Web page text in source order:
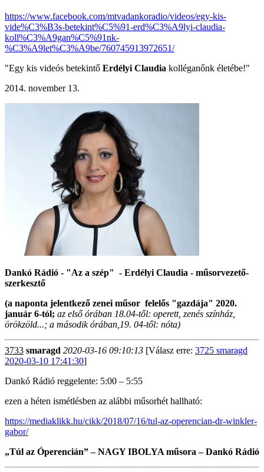
https://www.facebook.com/mtvadankoradio/videos/egy-kis-
vide%C3%B3s-betekint%C5%91-erd%C3%A9lyi-claudia-
koll%C3%A9gan%C5%91nk-
%C3%A9let%C3%A9be/760745913972651/
"Egy kis videós betekintő Erdélyi Claudia kolléganőnk életébe!"
2014. november 13.
Dankó Rádió - "Az a szép" - Erdélyi Claudia - műsorvezető-
szerkesztő
(a naponta jelentkező zenei műsor felelős "gazdája" 2020.
január 6-tól; az első órában 18.04-től: operett, zenés színház,
örökzöld...; a második órában,19. 04-től: nóta)
3733 smaragd 2020-03-16 09:10:13 [Válasz erre: 3725 smaragd
2020-03-10 17:41:30]
Dankó Rádió reggelente: 5:00 – 5:55
ezen a héten ismétlésben az alábbi műsorhét hallható:
https://mediaklikk.hu/cikk/2018/07/16/tul-az-operencian-dr-winkler-
gabor/
„Túl az Óperencián” – NAGY IBOLYA műsora – Dankó Rádió